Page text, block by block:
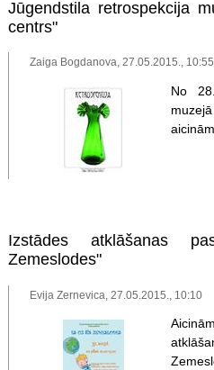
Jūgendstila retrospekcija
centrs"
Zaiga Bogdanova, 27.05.2015., 10:55
No
Izstādes atklāšanas
Zemeslodes"
Evija Zernevica, 27.05.2015., 10:10